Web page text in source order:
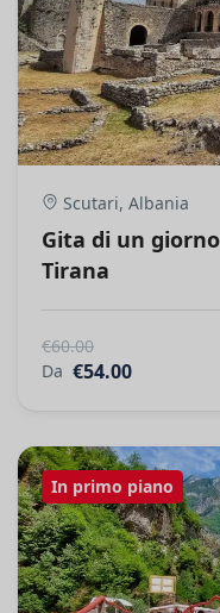
Scutari, Albania
Gita di un
Tirana
€60.00
Da €54.00
In primo piano